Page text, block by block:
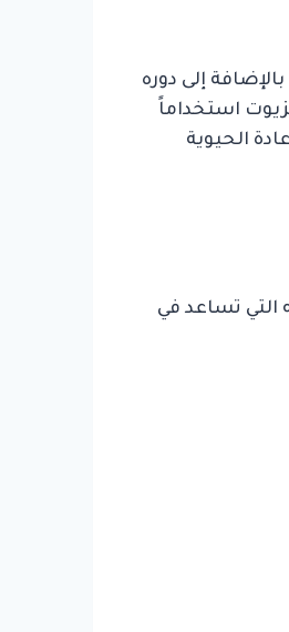
إلى دوره
استخداماً
الحيوية
التي تساعد في